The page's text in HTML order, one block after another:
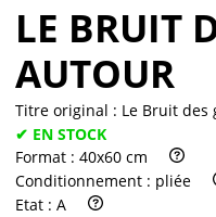
LE BRUIT
AUTOUR
Titre original : Le Bruit des
✔ EN STOCK
Format : 40x60 cm
Conditionnement : pliée
Etat : A